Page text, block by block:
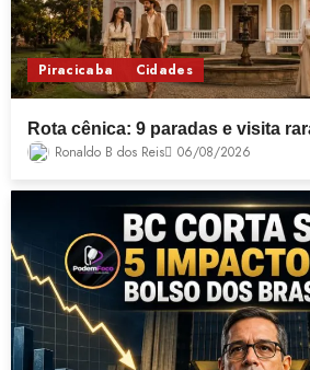
Piracicaba Cidades
Rota cênica: 9 paradas e visita
Ronaldo B dos Reis 06/08/2026